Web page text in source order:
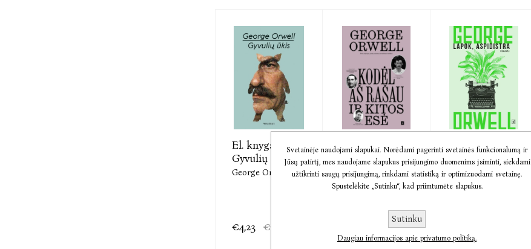
El. knyga
Gyvulių ūkis
George Orwell
€4,23 €5,29
El. knyga
„Kodėl aš
rašau“ ir
George Orwell,
€12,92
El. knyga
Lapok,
Aspidistra
George Orwell
Svetainėje naudojami slapukai. Norėdami pagerinti svetainės funkcionalumą ir
Jūsų patirtį, mes naudojame slapukus prisijungimo duomenims įsiminti, siekdami
užtikrinti saugų prisijungimą, rinkdami statistiką ir optimizuodami svetainę.
Spustelėkite „Sutinku“, kad priimtumėte slapukus.
Sutinku
Daugiau informacijos apie privatumo politiką.